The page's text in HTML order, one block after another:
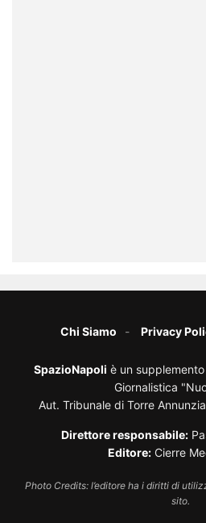
Chi Siamo Privacy
SpazioNapoli è un
Giornalistica
Aut. Tribunale di Torre
Direttore responsabile:
Editore: Cierre
Photo Credits: l’editore ha i diritti di
sito.